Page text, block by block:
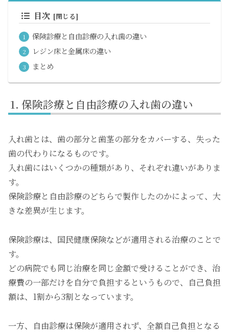
目次
保険診療と自由診療の入れ歯の違い
レジン床と金属床の違い
まとめ
保険診療と自由診療の入れ歯の違い
入れ歯とは、歯の部分と歯茎の部分をカバーする、失った
歯の代わりになるものです。
入れ歯にはいくつかの種類があり、それぞれ違いがありま
す。
保険診療と自由診療のどちらで製作したのかによって、大
きな差異が生じます。
保険診療は、国民健康保険などが適用される治療のことで
す。
どの病院でも同じ治療を同じ金額で受けることができ、治
療費の一部だけを自分で負担するというもので、自己負担
額は、1割から3割となっています。
一方、自由診療は保険が適用されず、全額自己負担となる